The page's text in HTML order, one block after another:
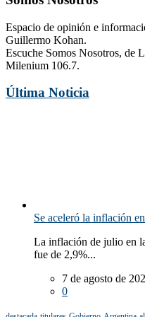
Espacio de opinión e
Guillermo Kohan.
Escuche Somos Nosotros, de
Milenium 106.7.
Última Noticia
Se aceleró la inflación
La inflación de julio en
fue de 2,9%...
7 de agosto de
0